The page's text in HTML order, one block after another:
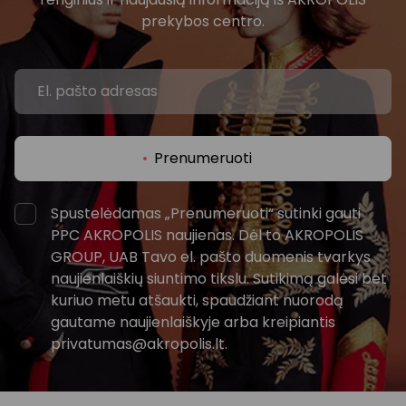
prekybos centro.
Prenumeruoti
Spustelėdamas „Prenumeruoti“ sutinki gauti
PPC AKROPOLIS naujienas. Dėl to AKROPOLIS
GROUP, UAB Tavo el. pašto duomenis tvarkys
naujienlaiškių siuntimo tikslu. Sutikimą galėsi bet
kuriuo metu atšaukti, spaudžiant nuorodą
gautame naujienlaiškyje arba kreipiantis
privatumas@akropolis.lt.